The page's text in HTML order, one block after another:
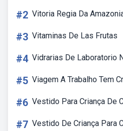
#2 Vitoria Regia Da
#3 Vitaminas De Las Frutas
#4 Vidrarias De Laboratorio
#5 Viagem A Trabalho Tem
#6 Vestido Para Criança De
#7 Vestido De Criança Para